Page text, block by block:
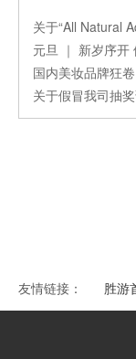
关于“All Natural
元旦 ｜ 新岁序开
国内美妆品牌狂
关于假冒我司抽
友情链接： 胜游